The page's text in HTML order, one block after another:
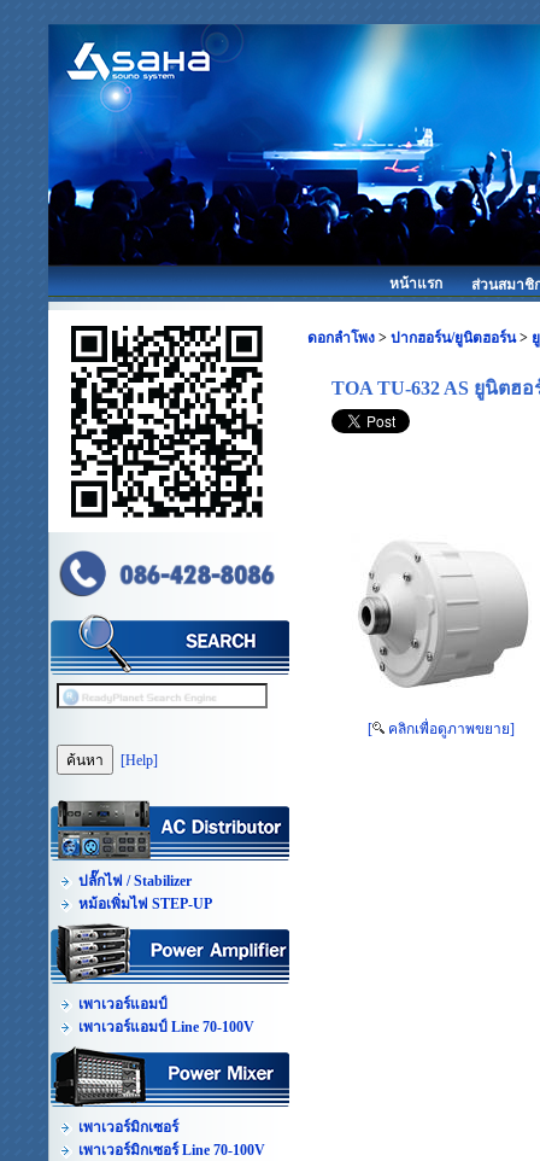
หน้าแรก ส่วนสมาชิ
[Help]
ปลั๊กไฟ / Stabilizer
หม้อเพิ่มไฟ STEP-UP
เพาเวอร์แอมป์
เพาเวอร์แอมป์ Line 70-100V
เพาเวอร์มิกเซอร์
เพาเวอร์มิกเซอร์ Line 70-100V
ดอกลำโพง > ปากฮอร์น/ยูนิตฮอร์น>
TOA TU-632 AS ยูนิตฮ
[ คลิกเพื่อดูภาพขยาย]